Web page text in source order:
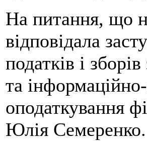
На питання, що
відповідала
податків і
та
оподаткування
Юлія Семеренко.